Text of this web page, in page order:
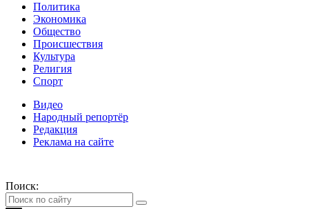
Политика
Экономика
Общество
Происшествия
Культура
Религия
Спорт
Видео
Народный репортёр
Редакция
Реклама на сайте
Поиск: